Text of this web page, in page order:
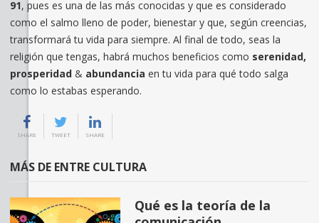
91, pues es una de las más conocidas y que es considerado
como el salmo lleno de poder, bienestar y que, según creencias,
transformará tu vida para siempre. Al final de todo, seas la
religión que tengas, habrá muchos beneficios como serenidad,
prosperidad & abundancia en tu vida para qué todo salga
como lo estabas esperando.
SHARE TWEET SHARE
MÁS DE ENTRE CULTURA
Qué es la teoría de la